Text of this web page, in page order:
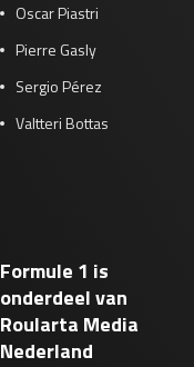
Oscar Piastri
Pierre Gasly
Sergio Pérez
Valtteri Bottas
Formule 1 is
onderdeel van
Roularta Media
Nederland